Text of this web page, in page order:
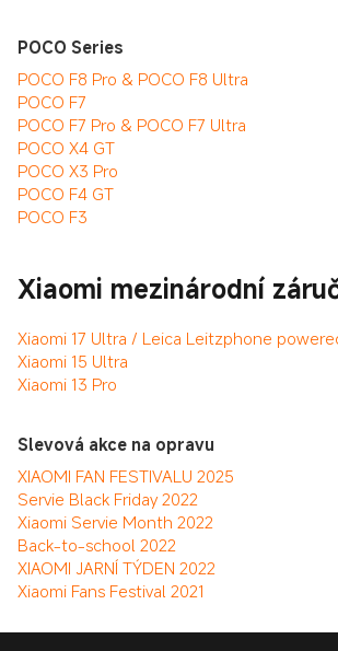
POCO Series
POCO F8 Pro & POCO F8 Ultra
POCO F7
POCO F7 Pro & POCO F7 Ultra
POCO X4 GT
POCO X3 Pro
POCO F4 GT
POCO F3
Xiaomi mezinárodní
Xiaomi 17 Ultra / Leica Leitzphone
Xiaomi 15 Ultra
Xiaomi 13 Pro
Slevová akce na opravu
XIAOMI FAN FESTIVALU 2025
Servie Black Friday 2022
Xiaomi Servie Month 2022
Back-to-school 2022
XIAOMI JARNÍ TÝDEN 2022
Xiaomi Fans Festival 2021